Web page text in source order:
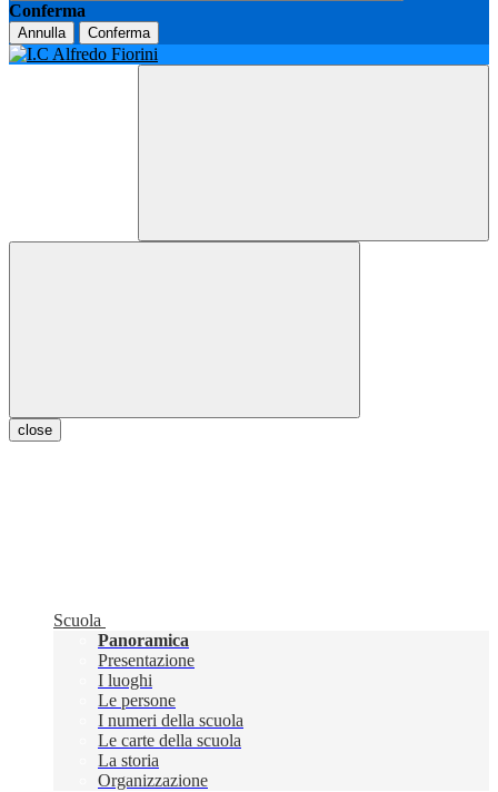
Conferma
Annulla Conferma
close
Scuola
Panoramica
Presentazione
I luoghi
Le persone
I numeri della scuola
Le carte della scuola
La storia
Organizzazione